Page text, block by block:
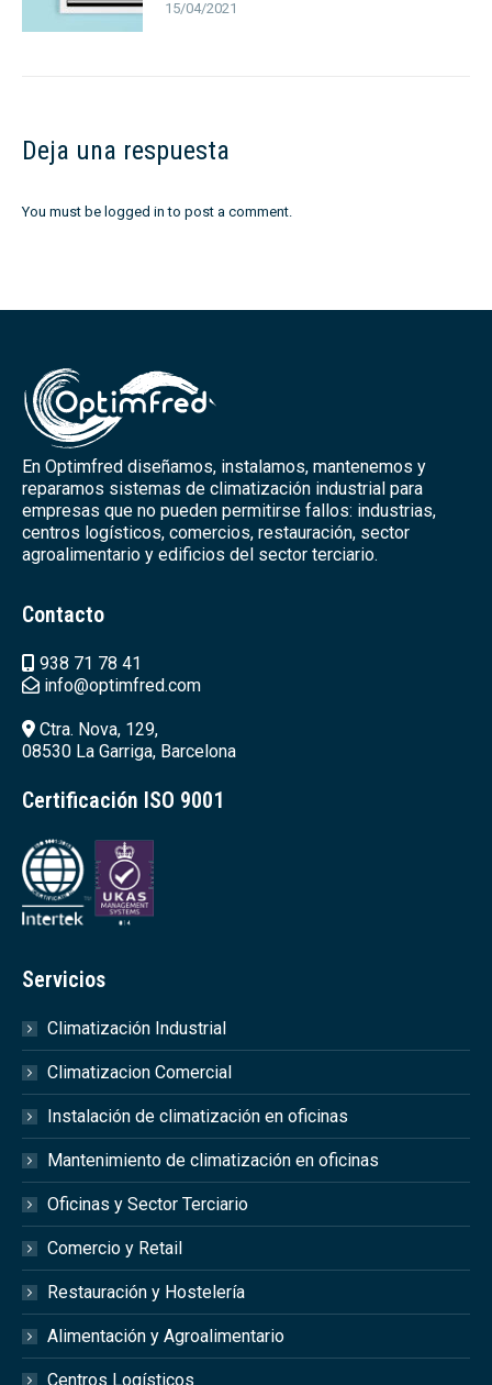
15/04/2021
Deja una respuesta
You must be logged in to post a comment.
En Optimfred diseñamos, instalamos, mantenemos y
reparamos sistemas de climatización industrial para
empresas que no pueden permitirse fallos: industrias,
centros logísticos, comercios, restauración, sector
agroalimentario y edificios del sector terciario.
Contacto
938 71 78 41
info@optimfred.com
Ctra. Nova, 129,
08530 La Garriga, Barcelona
Certificación ISO 9001
Servicios
Climatización Industrial
Climatizacion Comercial
Instalación de climatización en oficinas
Mantenimiento de climatización en oficinas
Oficinas y Sector Terciario
Comercio y Retail
Restauración y Hostelería
Alimentación y Agroalimentario
Centros Logísticos